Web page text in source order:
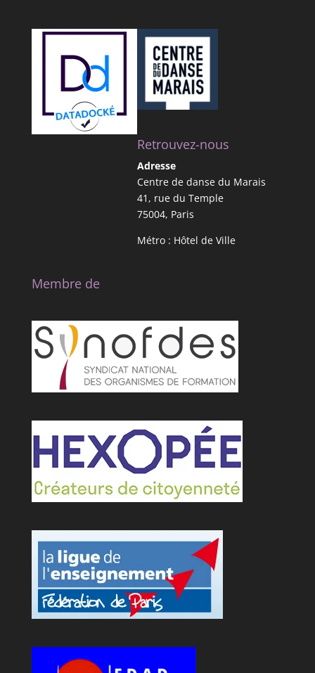
Retrouvez-nous
Adresse
Centre de danse du Marais
41, rue du Temple
75004, Paris
Métro : Hôtel de Ville
Membre de